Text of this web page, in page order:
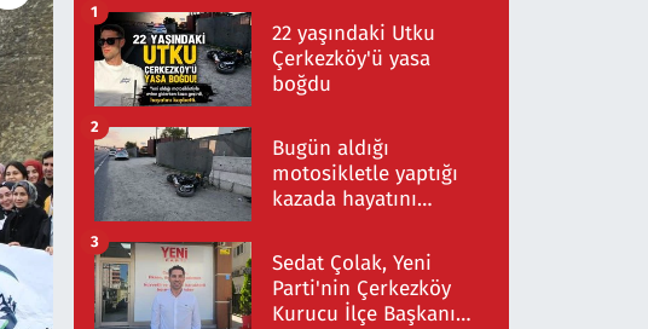
22 yaşındaki Utku
Çerkezköy'ü yasa
boğdu
1
Bugün aldığı
motosikletle yaptığı
kazada hayatını
2
Sedat Çolak, Yeni
Parti'nin Çerkezköy
Kurucu İlçe Başkanı
3